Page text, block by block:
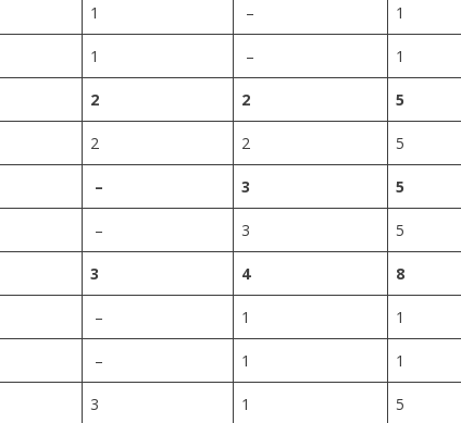
1 – 1
1 – 1
2 2 5
2 2 5
– 3 5
– 3 5
3 4 8
– 1 1
– 1 1
3 1 5